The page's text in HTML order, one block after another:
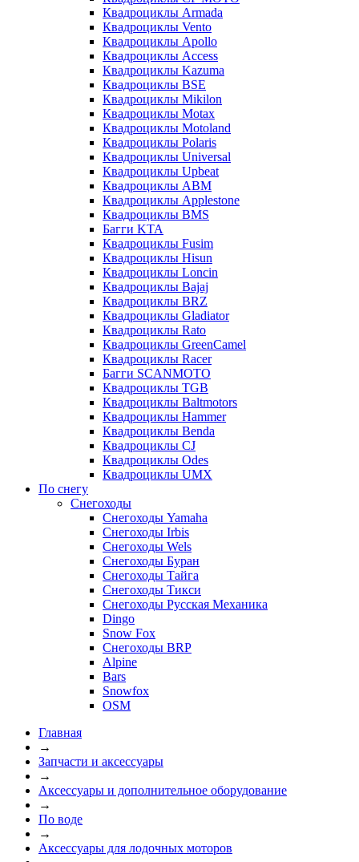
Квадроциклы Armada
Квадроциклы Vento
Квадроциклы Apollo
Квадроциклы Access
Квадроциклы Kazuma
Квадроциклы BSE
Квадроциклы Mikilon
Квадроциклы Motax
Квадроциклы Motoland
Квадроциклы Polaris
Квадроциклы Universal
Квадроциклы Upbeat
Квадроциклы ABM
Квадроциклы Applestone
Квадроциклы BMS
Багги KTA
Квадроциклы Fusim
Квадроциклы Hisun
Квадроциклы Loncin
Квадроциклы Bajaj
Квадроциклы BRZ
Квадроциклы Gladiator
Квадроциклы Rato
Квадроциклы GreenCamel
Квадроциклы Racer
Багги SCANMOTO
Квадроциклы TGB
Квадроциклы Baltmotors
Квадроциклы Hammer
Квадроциклы Benda
Квадроциклы CJ
Квадроциклы Odes
Квадроциклы UMX
По снегу
Снегоходы
Снегоходы Yamaha
Снегоходы Irbis
Снегоходы Wels
Снегоходы Буран
Снегоходы Тайга
Снегоходы Тикси
Снегоходы Русская Механика
Dingo
Snow Fox
Снегоходы BRP
Alpine
Bars
Snowfox
OSM
Главная
→
Запчасти и аксессуары
→
Аксессуары и дополнительное оборудование
→
По воде
→
Аксессуары для лодочных моторов